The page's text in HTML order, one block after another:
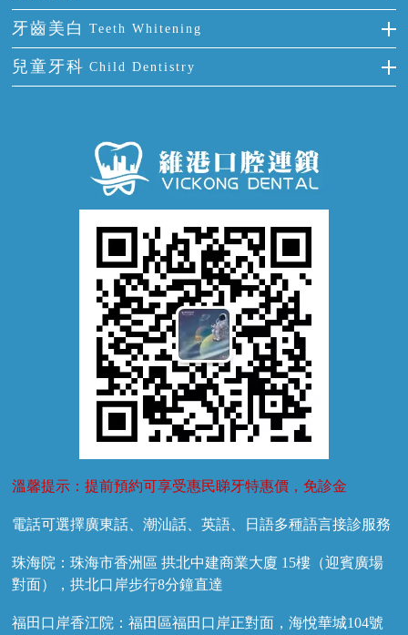
四環素牙
活動假牙
牙貼面
根管治療
拔牙
牙痛
全國愛牙日
預防牙病
牙科通識
牙周炎
牙齦出血
牙齦炎
牙齦萎縮
牙齒美白 Teeth Whitening
冷光美白
兒童牙科 Child Dentistry
溫馨提示：提前預約可享受惠民睇牙特惠價，免診金
電話可選擇廣東話、潮汕話、英語、日語多種語言接診服務
珠海院：珠海市香洲區 拱北中建商業大廈 15樓（迎賓廣場
對面），拱北口岸步行8分鐘直達
福田口岸香江院：福田區福田口岸正對面，海悅華城104號